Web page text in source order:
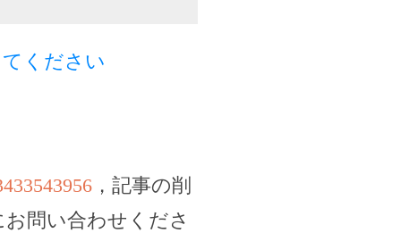
ください
，記事の削
問い合わせくださ